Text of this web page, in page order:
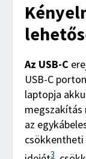
Az USB-C
USB-C
laptopja
megszakítás
az
csökkentheti
3